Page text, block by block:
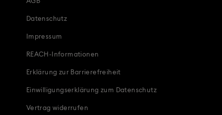
Datenschutz
Impressum
REACH-Informationen
Erklärung zur Barrierefreiheit
Einwilligungserklärung zum Datenschutz
Vertrag widerrufen